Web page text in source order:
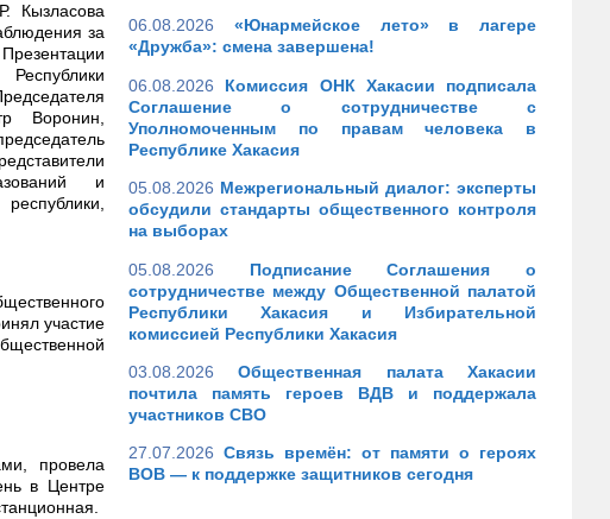
Кызласова
за
Воронин,
и
участие
провела
в Центре
06.08.2026
«Юнармейское лето» в лагере
«Дружба»: смена завершена!
06.08.2026
Комиссия ОНК Хакасии подписала
Соглашение о сотрудничестве с
Уполномоченным по правам человека в
Республике Хакасия
05.08.2026 Межрегиональный диалог: эксперты
обсудили стандарты общественного контроля
на выборах
05.08.2026
Подписание Соглашения о
сотрудничестве между Общественной палатой
Республики Хакасия и Избирательной
комиссией Республики Хакасия
03.08.2026
Общественная палата Хакасии
почтила память героев ВДВ и поддержала
участников СВО
27.07.2026 Связь времён: от памяти о героях
ВОВ — к поддержке защитников сегодня